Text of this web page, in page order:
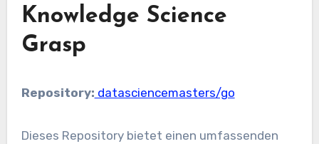
Knowledge Science
Grasp
Repository: datasciencemasters/go
Dieses Repository bietet einen umfassenden